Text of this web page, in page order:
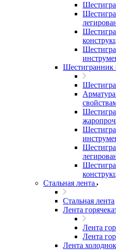
Шестигранник
Стальная лента
Стальная лента
Лента
Лента
Лента
Лента